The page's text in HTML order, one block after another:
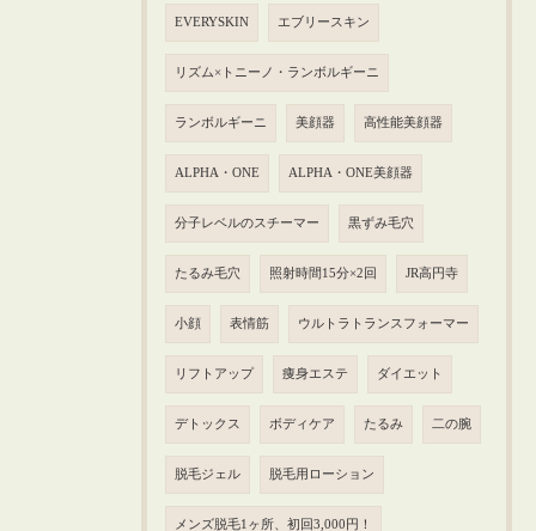
EVERYSKIN エブリースキン
リズム×トニーノ・ランボルギーニ
ランボルギーニ 美顔器 高性能美顔器
ALPHA・ONE ALPHA・ONE美顔器
分子レベルのスチーマー 黒ずみ毛穴
たるみ毛穴 照射時間15分×2回 JR高円寺
小顔 表情筋 ウルトラトランスフォーマー
リフトアップ 痩身エステ ダイエット
デトックス ボディケア たるみ 二の腕
脱毛ジェル 脱毛用ローション
メンズ脱毛1ヶ所、初回3,000円！